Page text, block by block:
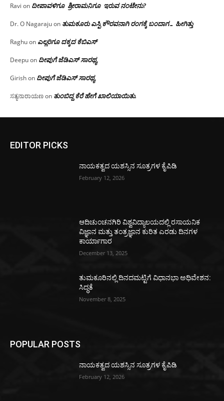
Ravi on ದೀಪಾವಳಿಗೂ ಶ್ರೀರಾಮನಿಗೂ ಇರುವ ನಂಟೇನು?
Dr. O Nagarajuon ತುಮಕೂರು ಎಸ್ಪಿ ಕೌರವನಾಗಿ ರಂಗಕ್ಕೆ ಬಂದಾಗ… ಹೀಗಿತ್ತು
Raghuon ಎಲ್ಲರಿಗೂ ದಕ್ಕದ ಕೆಬಿಎಸ್
Deepuon ದೀಪುಗೆ ಜೆಡಿಎಸ್ ಸಾರಥ್ಯ
Girishon ದೀಪುಗೆ ಜೆಡಿಎಸ್ ಸಾರಥ್ಯ
ಸತ್ಯನಾರಾಯಣon ತುಂಬಿದ್ದ ಕೆರೆ ಹೇಗೆ ಖಾಲಿಯಾಯಿತು.
EDITOR PICKS
ನಾಯಕತ್ವದ ಯಶಸ್ಸಿನ ಸೂತ್ರಗಳ ಕೈಪಿಡಿ
February 12, 2026
ಆದಿಚುಂಚನಗಿರಿ ವಿಶ್ವವಿದ್ಯಾಲಯದಲ್ಲಿ ರಸಾಯನಿಕ
ವಿಜ್ಞಾನ ಮತ್ತು ತಂತ್ರಜ್ಞಾನ ಕುರಿತ ಎರಡು ದಿನಗಳ
ಕಾರ್ಯಾಗಾರ
December 13, 2025
ತುಮಕೂರಿನಲ್ಲಿ ದಿನದಮಟ್ಟಿಗೆ ವಿಧಾನಭಾ ಅಧಿವೇಶನ:
ಸಿದ್ಧತೆ
November 8, 2025
POPULAR POSTS
ನಾಯಕತ್ವದ ಯಶಸ್ಸಿನ ಸೂತ್ರಗಳ ಕೈಪಿಡಿ
February 12, 2026